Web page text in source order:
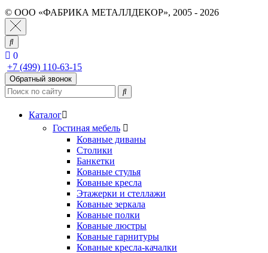
© ООО «ФАБРИКА МЕТАЛЛДЕКОР», 2005 - 2026
0
+7 (499) 110-63-15
Обратный звонок
Каталог
Гостиная мебель
Кованые диваны
Столики
Банкетки
Кованые стулья
Кованые кресла
Этажерки и стеллажи
Кованые зеркала
Кованые полки
Кованые люстры
Кованые гарнитуры
Кованые кресла-качалки